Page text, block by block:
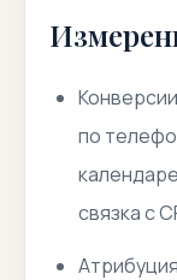
по
связка с